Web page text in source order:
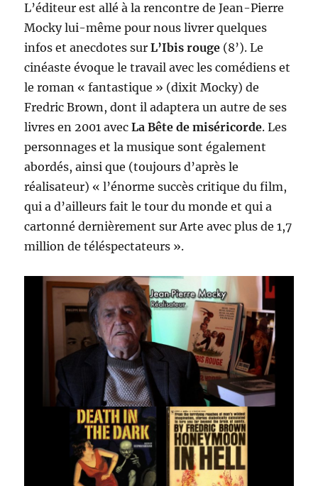
L’éditeur est allé à la rencontre de Jean-Pierre
Mocky lui-même pour nous livrer quelques
infos et anecdotes sur L’Ibis rouge (8’). Le
cinéaste évoque le travail avec les comédiens et
le roman « fantastique » (dixit Mocky) de
Fredric Brown, dont il adaptera un autre de ses
livres en 2001 avecLa Bête de miséricorde. Les
personnages et la musique sont également
abordés, ainsi que (toujours d’après le
réalisateur) « l’énorme succès critique du film,
qui a d’ailleurs fait le tour du monde et qui a
cartonné dernièrement sur Arte avec plus de 1,7
million de téléspectateurs ».